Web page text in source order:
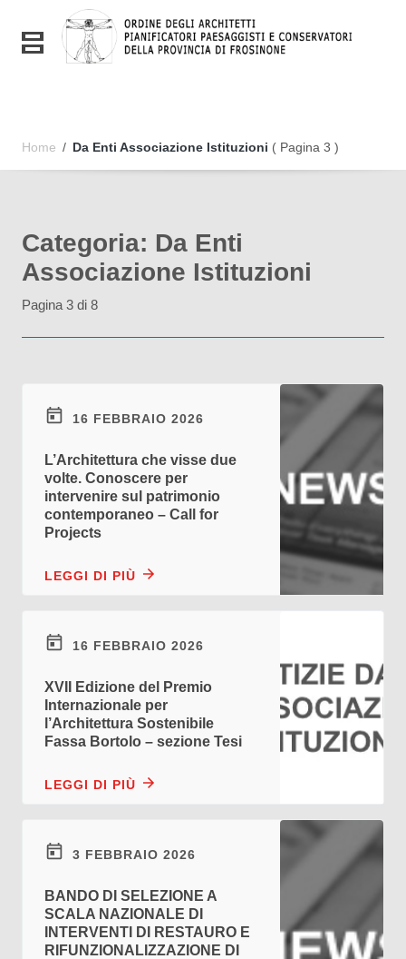
Vai ai contenuti
Vai al menu di navigazione
Vai al footer
Toggle navigation
Home / Da Enti Associazione Istituzioni ( Pagina 3 )
Categoria: Da Enti
Associazione Istituzioni
Pagina 3 di 8
16 FEBBRAIO 2026
L’Architettura che visse due
volte. Conoscere per
intervenire sul patrimonio
contemporaneo – Call for
Projects
LEGGI DI PIÙ
16 FEBBRAIO 2026
XVII Edizione del Premio
Internazionale per
l’Architettura Sostenibile
Fassa Bortolo – sezione Tesi
LEGGI DI PIÙ
3 FEBBRAIO 2026
BANDO DI SELEZIONE A
SCALA NAZIONALE DI
INTERVENTI DI RESTAURO E
RIFUNZIONALIZZAZIONE DI